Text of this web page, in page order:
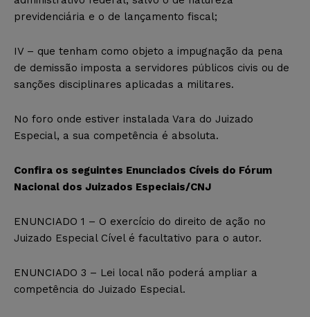
previdenciária e o de lançamento fiscal;
IV – que tenham como objeto a impugnação da pena
de demissão imposta a servidores públicos civis ou de
sanções disciplinares aplicadas a militares.
No foro onde estiver instalada Vara do Juizado
Especial, a sua competência é absoluta.
Confira os seguintes Enunciados Cíveis do Fórum
Nacional dos Juizados Especiais/CNJ
ENUNCIADO 1 – O exercício do direito de ação no
Juizado Especial Cível é facultativo para o autor.
ENUNCIADO 3 – Lei local não poderá ampliar a
competência do Juizado Especial.